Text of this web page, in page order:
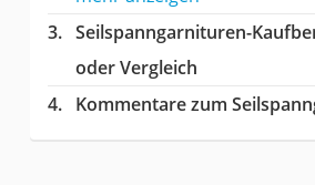
Seilspanngarnituren-
oder Vergleich
Kommentare zum